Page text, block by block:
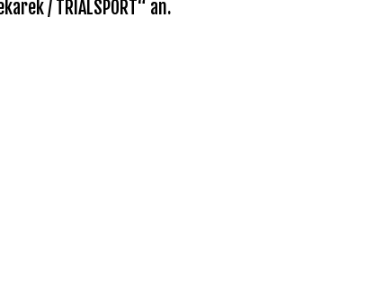
/ TRIALSPORT“ an.